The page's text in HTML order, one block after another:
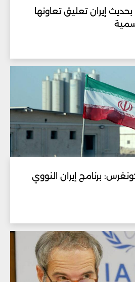
بحديث إيران تعليق تعاونها
برنامج إيران النووي